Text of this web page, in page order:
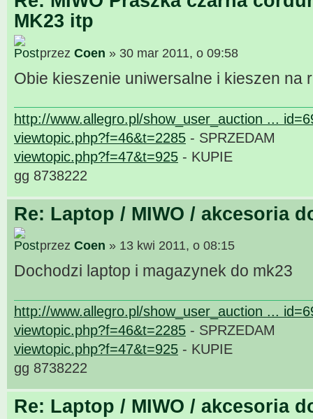
MK23 itp
przez Coen » 30 mar 2011, o 09:58
Obie kieszenie uniwersalne i kieszen na
http://www.allegro.pl/show_user_auction ...
viewtopic.php?f=46&t=2285 - SPRZEDAM
viewtopic.php?f=47&t=925 - KUPIE
gg 8738222
Re: Laptop / MIWO / akcesoria
przez Coen » 13 kwi 2011, o 08:15
Dochodzi laptop i magazynek do mk23
http://www.allegro.pl/show_user_auction ...
viewtopic.php?f=46&t=2285 - SPRZEDAM
viewtopic.php?f=47&t=925 - KUPIE
gg 8738222
Re: Laptop / MIWO / akcesoria